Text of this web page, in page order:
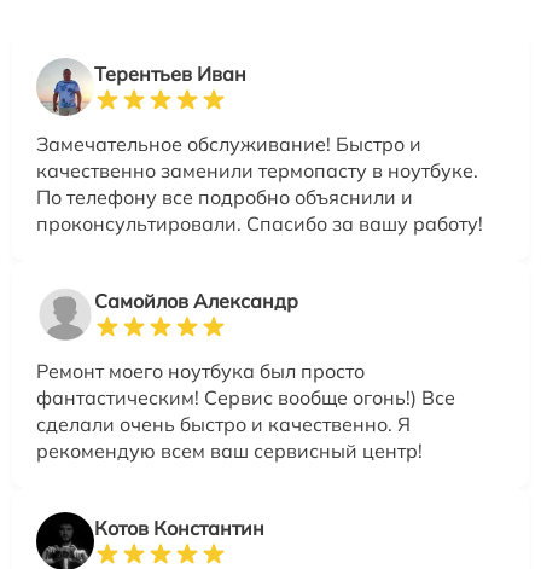
Терентьев Иван
Замечательное обслуживание! Быстро и
качественно заменили термопасту в ноутбуке.
По телефону все подробно объяснили и
проконсультировали. Спасибо за вашу работу!
Самойлов Александр
Ремонт моего ноутбука был просто
фантастическим! Сервис вообще огонь!) Все
сделали очень быстро и качественно. Я
рекомендую всем ваш сервисный центр!
Котов Константин